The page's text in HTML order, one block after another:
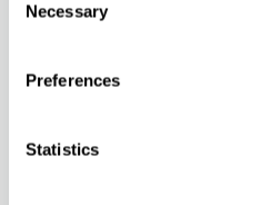
Selection
Necessary
Preferences
Statistics